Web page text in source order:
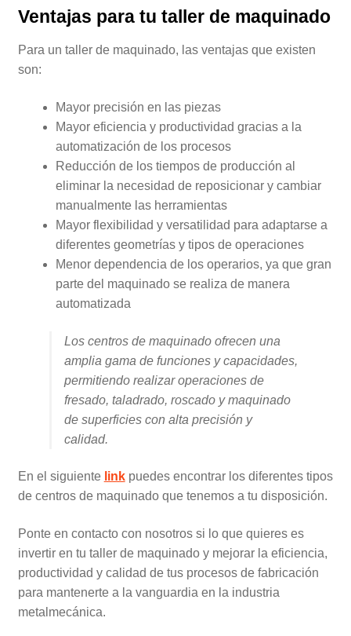
Ventajas para tu taller de maquinado
Para un taller de maquinado, las ventajas que existen
son:
Mayor precisión en las piezas
Mayor eficiencia y productividad gracias a la
automatización de los procesos
Reducción de los tiempos de producción al
eliminar la necesidad de reposicionar y cambiar
manualmente las herramientas
Mayor flexibilidad y versatilidad para adaptarse a
diferentes geometrías y tipos de operaciones
Menor dependencia de los operarios, ya que gran
parte del maquinado se realiza de manera
automatizada
Los centros de maquinado ofrecen una
amplia gama de funciones y capacidades,
permitiendo realizar operaciones de
fresado, taladrado, roscado y maquinado
de superficies con alta precisión y
calidad.
En el siguiente linkpuedes encontrar los diferentes tipos
de centros de maquinado que tenemos a tu disposición.
Ponte en contacto con nosotros si lo que quieres es
invertir en tu taller de maquinado y mejorar la eficiencia,
productividad y calidad de tus procesos de fabricación
para mantenerte a la vanguardia en la industria
metalmecánica.